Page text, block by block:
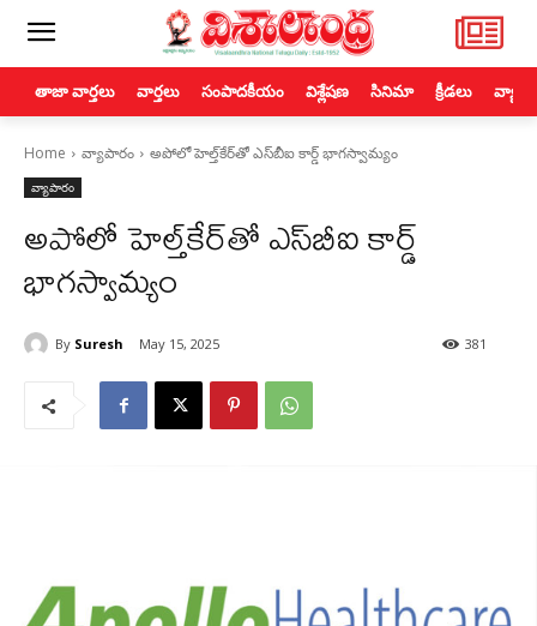
తాజా వార్తలు వార్తలు సంపాదకీయం విశ్లేషణ సినిమా క్రీడలు
Home వ్యాపారం అపోలో హెల్త్‌కేర్‌తో ఎస్‌బీఐ కార్డ్‌ భాగస్వామ్యం
వ్యాపారం
అపోలో హెల్త్‌కేర్‌తో ఎస్‌బీఐ కార్డ్‌
భాగస్వామ్యం
By Suresh May 15, 2025 381